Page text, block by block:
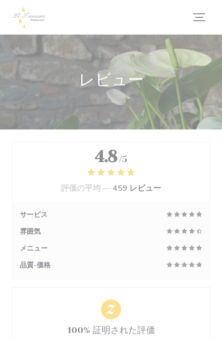
クッキー利用の管理について
レビュー
4.8 /5
評価の平均 — 459 レビュー
サービス
雰囲気
メニュー
品質-価格
100% 証明された評価